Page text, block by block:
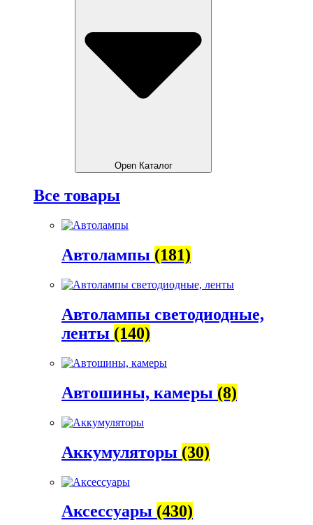
Open Каталог
Все товары
Автолампы (181)
Автолампы светодиодные,
ленты (140)
Автошины, камеры (8)
Аккумуляторы (30)
Аксессуары (430)